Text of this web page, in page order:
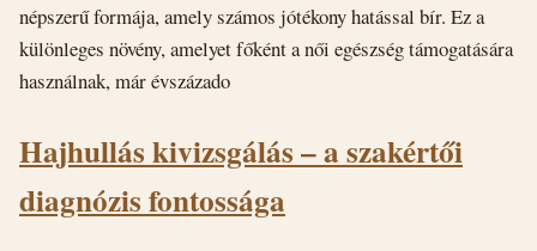
népszerű formája, amely számos jótékony hatással bír. Ez a
különleges növény, amelyet főként a női egészség támogatására
használnak, már évszázado
Hajhullás kivizsgálás – a szakértői
diagnózis fontossága